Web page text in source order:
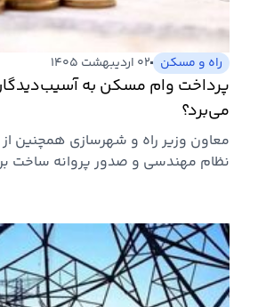
راه و مسکن ۰۲ اردیبهشت ۱۴۰۵
پرداخت وام مسکن به
می‌برد؟
معاون وزیر راه و شهرسازی همچنین
نظام مهندسی و صدور پروانه ساخت